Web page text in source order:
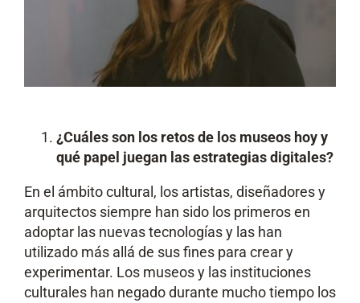
¿Cuáles son los retos de los museos hoy y
qué papel juegan las estrategias digitales?
En el ámbito cultural, los artistas, diseñadores y
arquitectos siempre han sido los primeros en
adoptar las nuevas tecnologías y las han
utilizado más allá de sus fines para crear y
experimentar. Los museos y las instituciones
culturales han negado durante mucho tiempo los